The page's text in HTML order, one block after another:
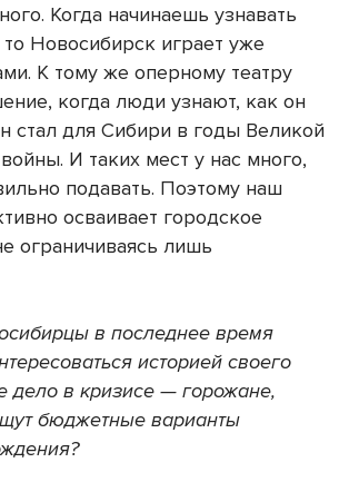
Когда начинаешь узнавать
Новосибирск играет уже
К тому же оперному театру
когда люди узнают, как он
стал для Сибири в годы Великой
И таких мест у нас много,
подавать. Поэтому наш
осваивает городское
ограничиваясь лишь
в последнее время
историей своего
дело в кризисе — горожане,
бюджетные варианты